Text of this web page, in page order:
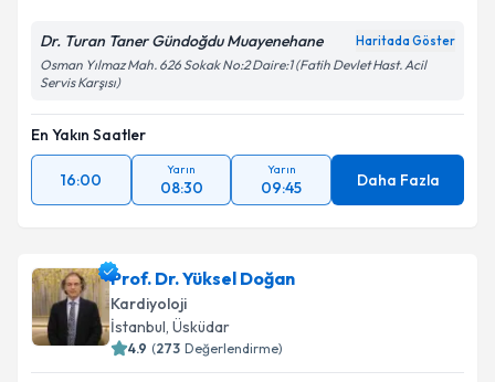
Dr. Turan Taner Gündoğdu Muayenehane Haritada Göster
Osman Yılmaz Mah. 626 Sokak No:2 Daire:1 (Fatih Devlet Hast. Acil
Servis Karşısı)
En Yakın Saatler
16:00
Yarın
08:30
Yarın
09:45 Daha Fazla
Prof. Dr. Yüksel Doğan
Kardiyoloji
İstanbul, Üsküdar
4.9 (273 Değerlendirme)